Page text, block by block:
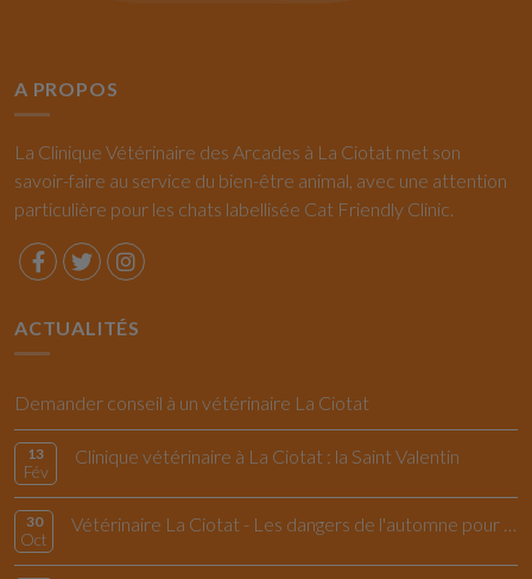
A PROPOS
La Clinique Vétérinaire des Arcades à La Ciotat met son
savoir-faire au service du bien-être animal, avec une attention
particulière pour les chats labellisée Cat Friendly Clinic.
ACTUALITÉS
Demander conseil à un vétérinaire La Ciotat
13
Fév
Clinique vétérinaire à La Ciotat : la Saint Valentin
30
Oct
Vétérinaire La Ciotat - Les dangers de l'automne pour le chiens et les chats